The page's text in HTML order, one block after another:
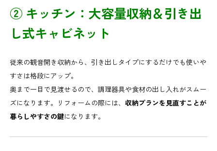
② キッチン：大容量収納＆引き出
し式キャビネット
従来の観音開き収納から、引き出しタイプにするだけでも使いや
すさは格段にアップ。
奥まで一目で見渡せるので、調理器具や食材の出し入れがスムー
ズになります。リフォームの際には、 収納プランを見直すことが
暮らしやすさの鍵になります。